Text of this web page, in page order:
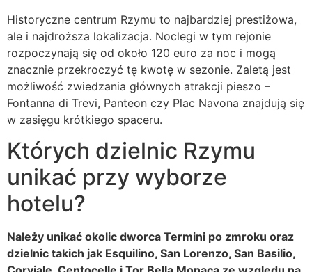
Historyczne centrum Rzymu to najbardziej prestiżowa,
ale i najdroższa lokalizacja. Noclegi w tym rejonie
rozpoczynają się od około 120 euro za noc i mogą
znacznie przekroczyć tę kwotę w sezonie. Zaletą jest
możliwość zwiedzania głównych atrakcji pieszo –
Fontanna di Trevi, Panteon czy Plac Navona znajdują się
w zasięgu krótkiego spaceru.
Których dzielnic Rzymu
unikać przy wyborze
hotelu?
Należy unikać okolic dworca Termini po zmroku oraz
dzielnic takich jak Esquilino, San Lorenzo, San Basilio,